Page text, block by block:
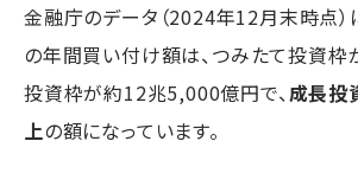
金融庁のデータ（2024年12月末時点）
の年間買い付け額は、つみたて投資枠
投資枠が約12兆5,000億円で、成長投
上の額になっています。